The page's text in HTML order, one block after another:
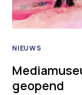
NIEUWS
geopend